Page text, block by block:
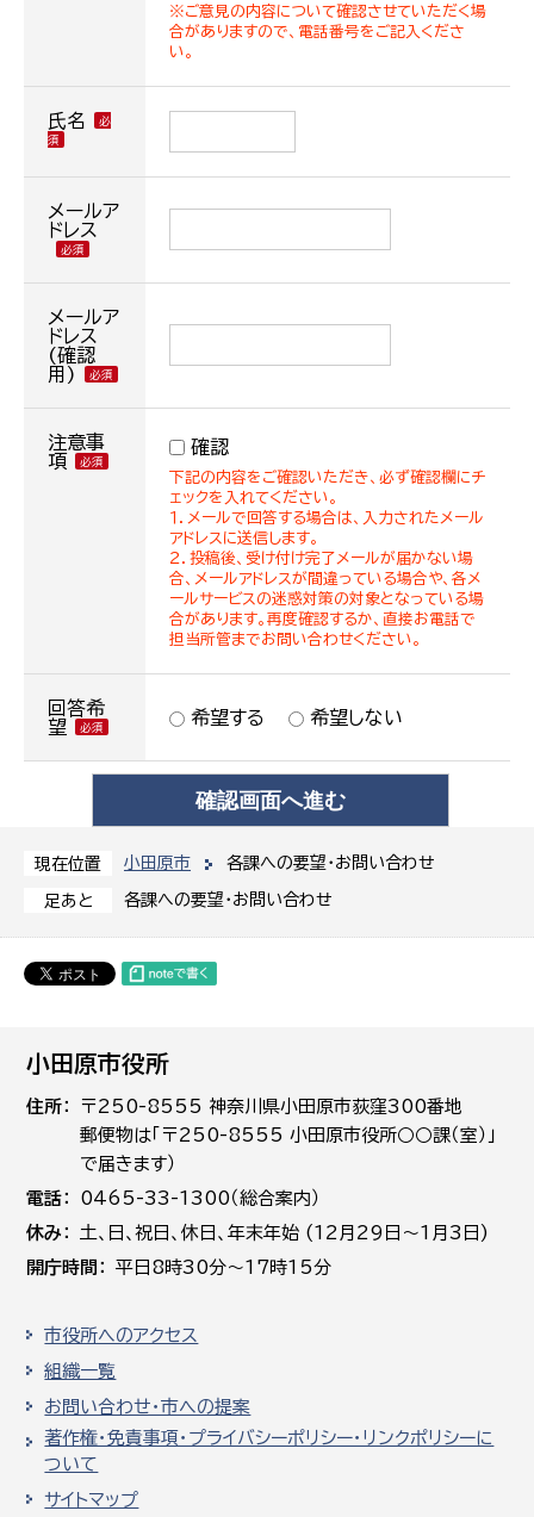
現在位置 小田原市 各課への要望・お問い合わせ
足あと 各課への要望・お問い合わせ
※ご意見の内容について確認させていただく場
合がありますので、電話番号をご記入くださ
い。
氏名
メールア
ドレス
メールア
ドレス
(確認
用)
注意事
項
確認
下記の内容をご確認いただき、必ず確認欄にチ
ェックを入れてください。
１．メールで回答する場合は、入力されたメール
アドレスに送信します。
２．投稿後、受け付け完了メールが届かない場
合、メールアドレスが間違っている場合や、各メ
ールサービスの迷惑対策の対象となっている場
合があります。再度確認するか、直接お電話で
担当所管までお問い合わせください。
回答希
望
希望する 希望しない
小田原市役所
住所
〒250-8555 神奈川県小田原市荻窪300番地
郵便物は「〒250-8555 小田原市役所○○課（室）」
で届きます）
電話
0465-33-1300（総合案内）
休み
土､日､祝日、休日、年末年始 (12月29日～1月3日)
開庁時間
平日8時30分～17時15分
市役所へのアクセス
組織一覧
お問い合わせ・市への提案
著作権・免責事項・プライバシーポリシー・リンクポリシーに
ついて
サイトマップ